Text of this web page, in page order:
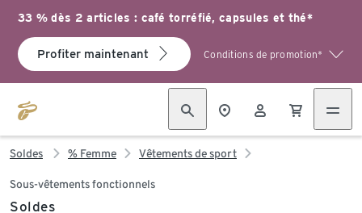
33 % dès 2 articles : café torréfié, capsules et thé*
Profiter maintenant Conditions de promotion*
Soldes % Femme Vêtements de sport
Sous-vêtements fonctionnels
Soldes